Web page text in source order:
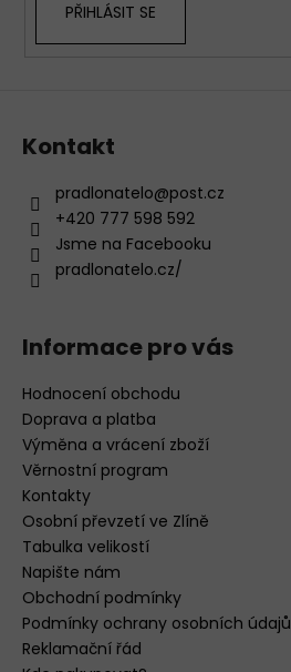
PŘIHLÁSIT SE
Kontakt
pradlonatelo@post.cz
+420 777 598 592
Jsme na Facebooku
pradlonatelo.cz/
Informace pro vás
Hodnocení obchodu
Doprava a platba
Výměna a vrácení zboží
Věrnostní program
Kontakty
Osobní převzetí ve Zlíně
Tabulka velikostí
Napište nám
Obchodní podmínky
Podmínky ochrany osobních údajů
Reklamační řád